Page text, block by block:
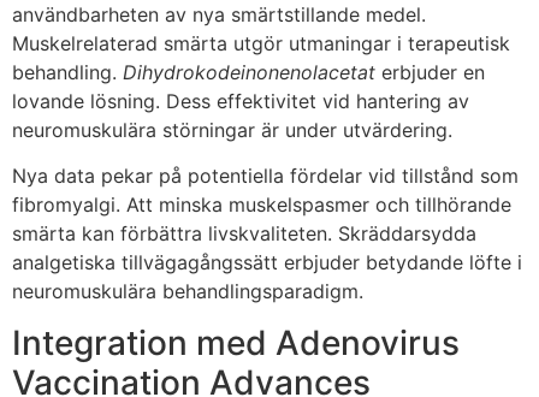
användbarheten av nya smärtstillande medel.
Muskelrelaterad smärta utgör utmaningar i terapeutisk
behandling. Dihydrokodeinonenolacetat erbjuder en
lovande lösning. Dess effektivitet vid hantering av
neuromuskulära störningar är under utvärdering.
Nya data pekar på potentiella fördelar vid tillstånd som
fibromyalgi. Att minska muskelspasmer och tillhörande
smärta kan förbättra livskvaliteten. Skräddarsydda
analgetiska tillvägagångssätt erbjuder betydande löfte i
neuromuskulära behandlingsparadigm.
Integration med Adenovirus
Vaccination Advances